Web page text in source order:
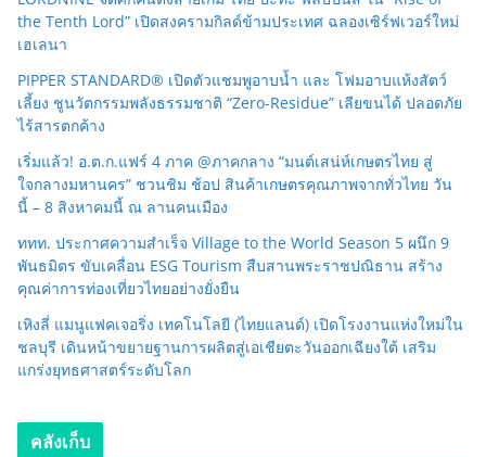
the Tenth Lord” เปิดสงครามกิลด์ข้ามประเทศ ฉลองเซิร์ฟเวอร์ใหม่
เฮเลนา
PIPPER STANDARD® เปิดตัวแชมพูอาบน้ำ และ โฟมอาบแห้งสัตว์
เลี้ยง ชูนวัตกรรมพลังธรรมชาติ “Zero-Residue” เลียขนได้ ปลอดภัย
ไร้สารตกค้าง
เริ่มแล้ว! อ.ต.ก.แฟร์ 4 ภาค @ภาคกลาง “มนต์เสน่ห์เกษตรไทย สู่
ใจกลางมหานคร” ชวนชิม ช้อป สินค้าเกษตรคุณภาพจากทั่วไทย วัน
นี้ – 8 สิงหาคมนี้ ณ ลานคนเมือง
ททท. ประกาศความสำเร็จ Village to the World Season 5 ผนึก 9
พันธมิตร ขับเคลื่อน ESG Tourism สืบสานพระราชปณิธาน สร้าง
คุณค่าการท่องเที่ยวไทยอย่างยั่งยืน
เหิงลี่ แมนูแฟคเจอริ่ง เทคโนโลยี (ไทยแลนด์) เปิดโรงงานแห่งใหม่ใน
ชลบุรี เดินหน้าขยายฐานการผลิตสู่เอเชียตะวันออกเฉียงใต้ เสริม
แกร่งยุทธศาสตร์ระดับโลก
คลังเก็บ